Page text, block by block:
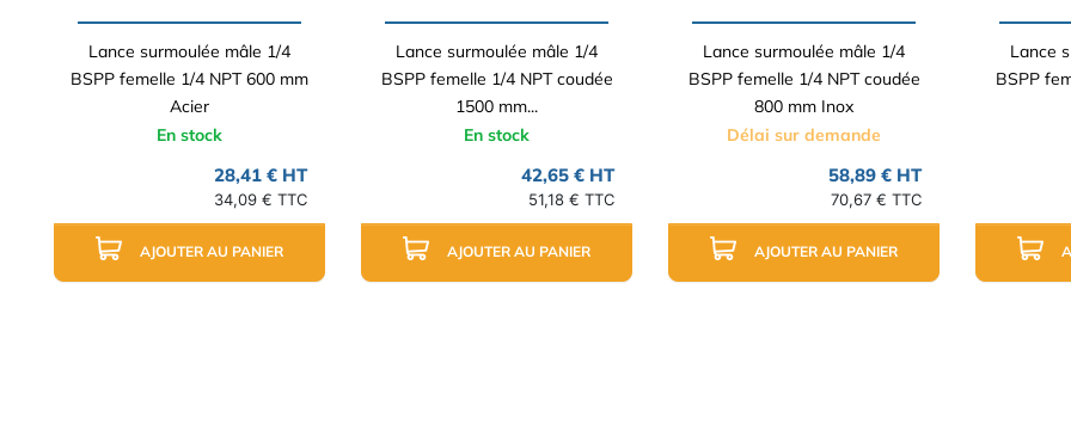
Lance surmoulée mâle 1/4
BSPP femelle 1/4 NPT 600 mm
Acier
En stock
28,41 € HT
34,09 € TTC
AJOUTER AU PANIER
Lance surmoulée mâle 1/4
BSPP femelle 1/4 NPT coudée
1500 mm...
En stock
42,65 € HT
51,18 € TTC
AJOUTER AU PANIER
Lance surmoulée mâle 1/4
BSPP femelle 1/4 NPT coudée
800 mm Inox
Délai sur demande
58,89 € HT
70,67 € TTC
AJOUTER AU PANIER
Lance
BSPP